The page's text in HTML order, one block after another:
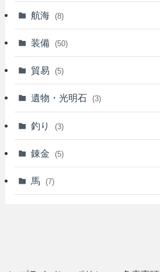
航海 (8)
装備 (50)
貿易 (5)
遺物・光明石 (3)
釣り (3)
錬金 (5)
馬 (7)